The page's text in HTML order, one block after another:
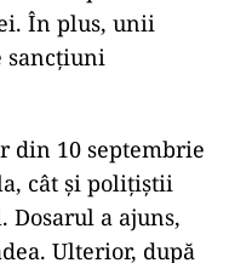
baze de date
de
informații despre
sau situații care